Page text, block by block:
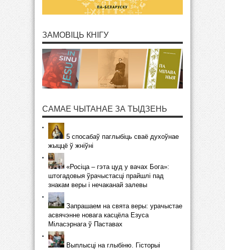
ЗАМОВІЦЬ КНІГУ
САМАЕ ЧЫТАНАЕ ЗА ТЫДЗЕНЬ
5 спосабаў паглыбіць сваё духоўнае
жыццё ў жніўні
«Росіца – гэта цуд у вачах Бога»:
штогадовыя ўрачыстасці прайшлі пад
знакам веры і нечаканай залевы
Запрашаем на свята веры: урачыстае
асвячэнне новага касцёла Езуса
Міласэрнага ў Паставах
Выплысці на глыбіню. Гісторыі